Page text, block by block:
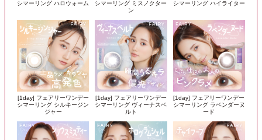
シマーリング ハロウォーム
シマーリング ミスノクター
ン
シマーリング ハイライター
[1day] フェアリーワンデー
シマーリング シルキージン
ジャー
[1day] フェアリーワンデー
シマーリング ヴィーナスベ
ルト
[1day] フェアリーワンデー
シマーリング ラベンダーヌ
ード